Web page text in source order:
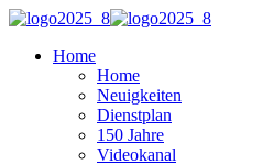
Home
Home
Neuigkeiten
Dienstplan
150 Jahre
Videokanal